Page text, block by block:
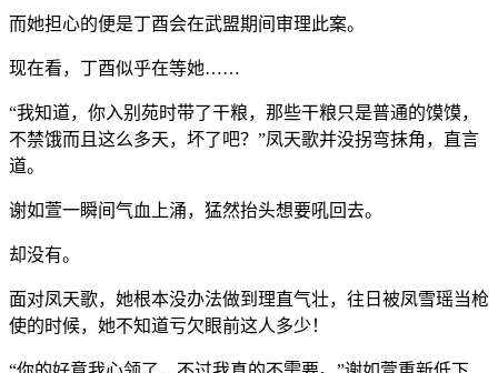
而她担心的便是丁酉会在武盟期间审理此案。
现在看，丁酉似乎在等她……
“我知道，你入别苑时带了干粮，那些干粮只是普通的馍馍，
不禁饿而且这么多天，坏了吧？”凤天歌并没拐弯抹角，直言
道。
谢如萱一瞬间气血上涌，猛然抬头想要吼回去。
却没有。
面对凤天歌，她根本没办法做到理直气壮，往日被凤雪瑶当枪
使的时候，她不知道亏欠眼前这人多少！